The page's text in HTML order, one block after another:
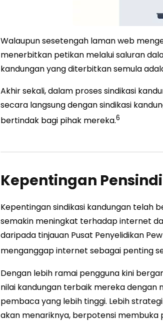
Walaupun sesetengah laman web
menerbitkan petikan melalui saluran
kandungan yang diterbitkan semula
Akhir sekali, dalam proses sindikasi
secara langsung dengan sindikasi
bertindak bagi pihak mereka.6
Kepentingan
Kepentingan sindikasi kandungan telah
semakin meningkat terhadap internet
daripada tinjauan Pusat Penyelidikan
menganggap internet sebagai penting
Dengan lebih ramai pengguna kini
nilai kandungan terbaik mereka dengan
pembaca yang lebih tinggi. Lebih
akan menariknya, berpotensi membuka